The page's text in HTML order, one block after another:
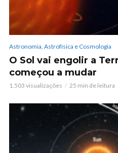
Astronomia, Astrofísica e Cosmologia
O Sol vai engolir a
começou a mudar
1.503 visualizações 25 min de leitura